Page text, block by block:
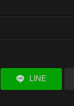
LINE